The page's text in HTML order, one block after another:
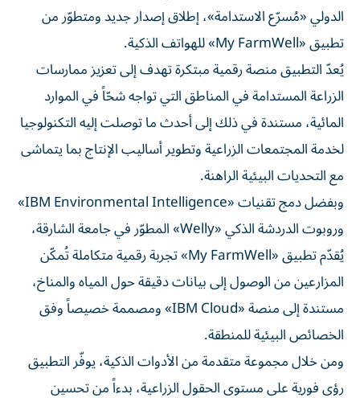
الدولي «مُسرّع الاستدامة»، إطلاق إصدار جديد ومتطوّر من
تطبيق «My FarmWell» للهواتف الذكية.
يُعدّ التطبيق منصة رقمية مبتكرة تهدف إلى تعزيز ممارسات
الزراعة المستدامة في المناطق التي تواجه شحّاً في الموارد
المائية، مستندة في ذلك إلى أحدث ما توصلت إليه التكنولوجيا
لخدمة المجتمعات الزراعية وتطوير أساليب الإنتاج بما يتماشى
مع التحديات البيئية الراهنة.
وبفضل دمج تقنيات «IBM Environmental Intelligence»
وروبوت الدردشة الذكي «Welly» المطوّر في جامعة الشارقة،
يُقدّم تطبيق «My FarmWell» تجربة رقمية متكاملة تُمكّن
المزارعين من الوصول إلى بيانات دقيقة حول المياه والمناخ،
مستندة إلى منصة «IBM Cloud» ومصممة خصيصاً وفق
الخصائص البيئية للمنطقة.
ومن خلال مجموعة متقدمة من الأدوات الذكية، يوفّر التطبيق
رؤى فورية على مستوى الحقول الزراعية، بدءاً من تحسين